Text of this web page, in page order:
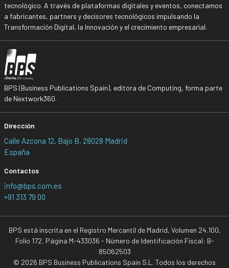
tecnológico. A través de plataformas digitales y eventos, conectamos
a fabricantes, partners y decisores tecnológicos impulsando la
Transformación Digital, la Innovación y el crecimiento empresarial.
BPS (Business Publications Spain), editora de Computing, forma parte
de Nextwork360.
Dirección
Calle Azcona 12, Bajo B, 28028 Madrid
España
Contactos
info@bps.com.es
+91 313 79 00
BPS está inscrita en el Registro Mercantil de Madrid, Volumen 24.100,
Folio 172, Página M-433036 - Número de Identificación Fiscal: B-
85062503
© 2026 BPS Business Publications Spain S.L. Todos los derechos